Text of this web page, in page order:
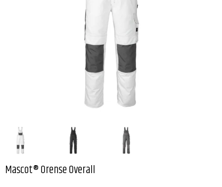
Mascot® Orense Overall